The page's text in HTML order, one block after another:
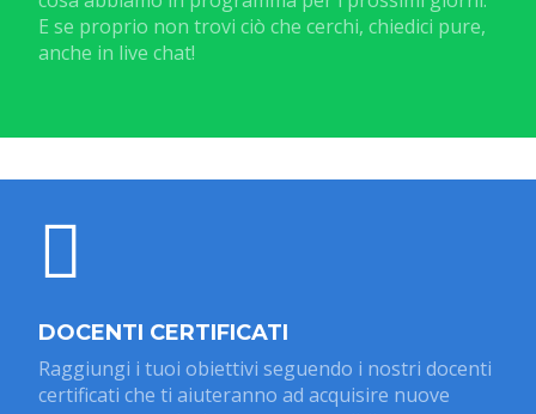
E se proprio non trovi ciò che cerchi, chiedici pure,
anche in live chat!
DOCENTI CERTIFICATI
Raggiungi i tuoi obiettivi seguendo i nostri docenti
certificati che ti aiuteranno ad acquisire nuove